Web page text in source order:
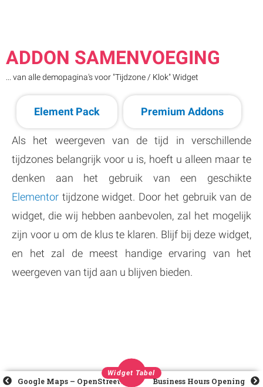
ADDON SAMENVOEGING
... van alle demopagina's voor "Tijdzone / Klok" Widget
Element Pack Premium Addons
Als het weergeven van de tijd in verschillende
tijdzones belangrijk voor u is, hoeft u alleen maar te
denken aan het gebruik van een geschikte
Elementor tijdzone widget. Door het gebruik van de
widget, die wij hebben aanbevolen, zal het mogelijk
zijn voor u om de klus te klaren. Blijf bij deze widget,
en het zal de meest handige ervaring van het
weergeven van tijd aan u blijven bieden.
Widget Tabel
Google Maps – OpenStreetMap Business Hours Opening